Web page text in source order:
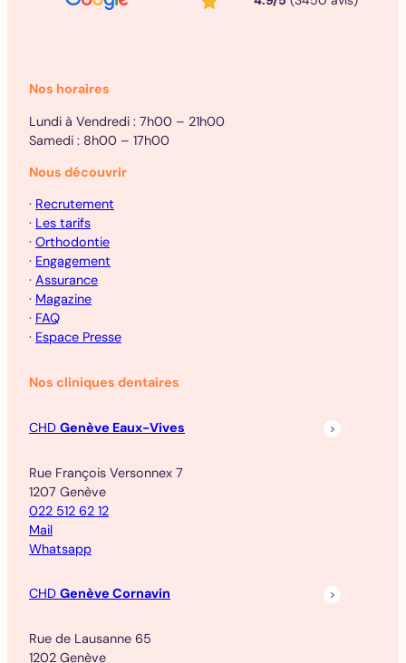
Nos horaires
Lundi à Vendredi : 7h00 – 21h00
Samedi : 8h00 – 17h00
Nous découvrir
· Recrutement
· Les tarifs
· Orthodontie
· Engagement
· Assurance
· Magazine
· FAQ
· Espace Presse
Nos cliniques dentaires
CHD Genève Eaux-Vives
Rue François Versonnex 7
1207 Genève
022 512 62 12
Mail
Whatsapp
CHD Genève Cornavin
Rue de Lausanne 65
1202 Genève